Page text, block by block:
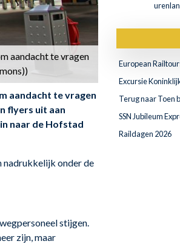
aandacht te vragen
aandacht te vragen
flyers uit aan
naar de Hofstad
nadrukkelijk onder de
stijgen.
zijn, maar
European
Excursie
Terug naar Toen
SSN Jubileum
Raildagen 2026